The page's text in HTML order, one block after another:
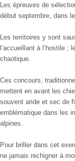
Les épreuves de
début septembre, dans
Les territoires y sont
l’accueillant à l’hostile ;
chaotique.
Ces concours,
mettent en avant les
souvent aride et sec de
emblématique dans les
alpines.
Pour briller dans cet
ne jamais rechigner à